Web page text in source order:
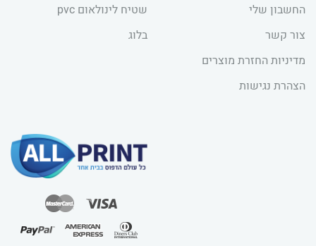
החשבון שלי
צור קשר
מדיניות החזרת מוצרים
הצהרת נגישות
שטיח לינולאום pvc
בלוג